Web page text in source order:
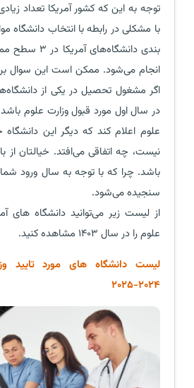
توجه به این که کشور آمریکا تعداد
با مشکلی در رابطه با انتخاب دانشگاه
بندی
انجام می‌شود. ممکن است این سوال
اگر مشغول تحصیل در یکی از
در سال اول مورد قبول وزارت علوم
علوم اعلام کند که دیگر این
نیست، چه اتفاقی می‌افتد. خیالتان
باشد. چرا که با توجه به سال ورود شما
سنجیده می‌شود.
از لیست زیر می‌توانید دانشگاه های
علوم را در سال ۱۴۰۳ مشاهده کنید.
لیست دانشگاه های مورد تایید
۲۰۲۴-۲۰۲۵